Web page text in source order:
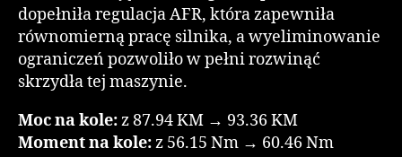
dopełniła regulacja AFR, która zapewniła
równomierną pracę silnika, a wyeliminowanie
ograniczeń pozwoliło w pełni rozwinąć
skrzydła tej maszynie.
Moc na kole:z 87.94 KM → 93.36 KM
Moment na kole:z 56.15 Nm → 60.46 Nm